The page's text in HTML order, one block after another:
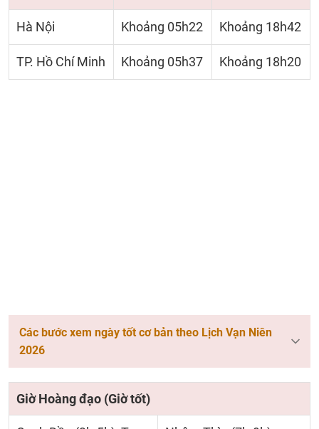
Hà Nội Khoảng 05h22 Khoảng 18h42
TP. Hồ Chí Minh Khoảng 05h37 Khoảng 18h20
Các bước xem ngày tốt cơ bản theo Lịch Vạn Niên
2026
Giờ Hoàng đạo (Giờ tốt)